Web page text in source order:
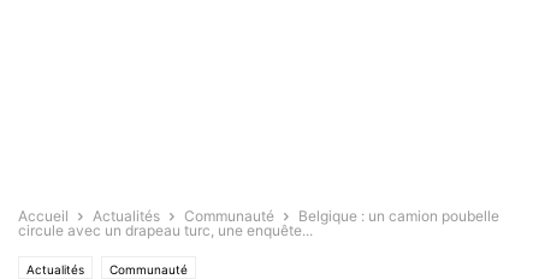
Accueil Actualités Communauté
Belgique : un camion poubelle
circule avec un drapeau turc, une enquête...
Actualités Communauté